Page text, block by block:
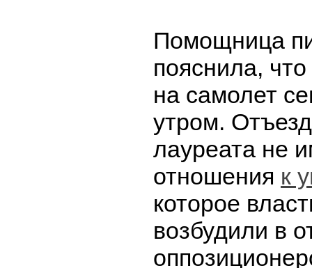
Помощница
пояснила,
на самолет
утром.
лауреата не
отношения к
которое
возбудили в